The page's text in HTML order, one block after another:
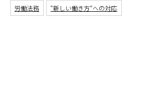
労働法務 "新しい働き方"への対応